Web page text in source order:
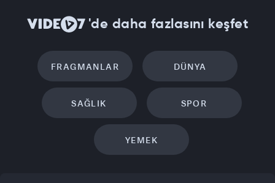
'de daha fazlasını keşfet
FRAGMANLAR DÜNYA
SAĞLIK SPOR
YEMEK